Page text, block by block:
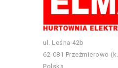
ul. Leśna 42b
62-081 Przeźmierowo
Polska